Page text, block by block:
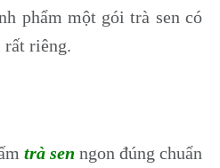
phẩm một gói trà sen có
riêng.
trà sen ngon đúng chuẩn